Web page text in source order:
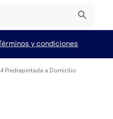
y condiciones
Piedrapintada a Domicilio